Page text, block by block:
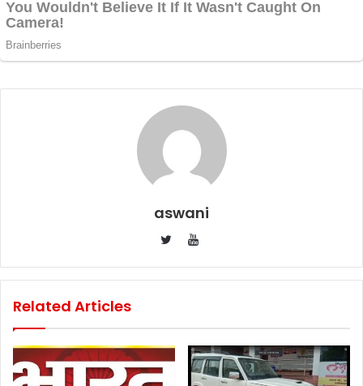
aswani
YouTube
Related Articles